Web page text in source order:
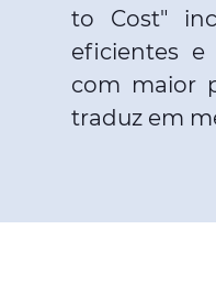
to Cost"
eficientes e
com maior
traduz em